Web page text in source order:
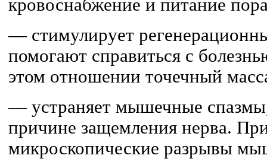
кровоснабжение и питание
— стимулирует
помогают справиться с
этом отношении точечный
— устраняет мышечные
причине защемления нерва.
микроскопические разрывы